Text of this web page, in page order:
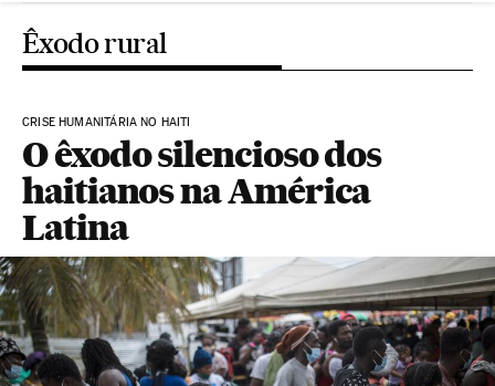
Êxodo rural
CRISE HUMANITÁRIA NO HAITI
O êxodo silencioso dos
haitianos na América
Latina